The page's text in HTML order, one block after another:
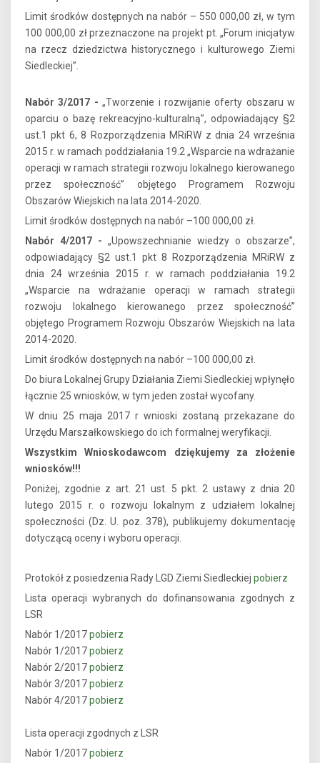
Limit środków dostępnych na nabór – 550 000,00 zł, w tym
100 000,00 zł przeznaczone na projekt pt. „Forum inicjatyw
na rzecz dziedzictwa historycznego i kulturowego Ziemi
Siedleckiej”.
Nabór 3/2017 - „Tworzenie i rozwijanie oferty obszaru w
oparciu o bazę rekreacyjno-kulturalną”, odpowiadający §2
ust.1 pkt 6, 8 Rozporządzenia MRiRW z dnia 24 września
2015 r. w ramach poddziałania 19.2 „Wsparcie na wdrażanie
operacji w ramach strategii rozwoju lokalnego kierowanego
przez społeczność” objętego Programem Rozwoju
Obszarów Wiejskich na lata 2014-2020.
Limit środków dostępnych na nabór –100 000,00 zł.
Nabór 4/2017 - „Upowszechnianie wiedzy o obszarze”,
odpowiadający §2 ust.1 pkt 8 Rozporządzenia MRiRW z
dnia 24 września 2015 r. w ramach poddziałania 19.2
„Wsparcie na wdrażanie operacji w ramach strategii
rozwoju lokalnego kierowanego przez społeczność”
objętego Programem Rozwoju Obszarów Wiejskich na lata
2014-2020.
Limit środków dostępnych na nabór –100 000,00 zł.
Do biura Lokalnej Grupy Działania Ziemi Siedleckiej wpłynęło
łącznie 25 wniosków, w tym jeden został wycofany.
W dniu 25 maja 2017 r wnioski zostaną przekazane do
Urzędu Marszałkowskiego do ich formalnej weryfikacji.
Wszystkim Wnioskodawcom dziękujemy za złożenie
wniosków!!!
Poniżej, zgodnie z art. 21 ust. 5 pkt. 2 ustawy z dnia 20
lutego 2015 r. o rozwoju lokalnym z udziałem lokalnej
społeczności (Dz. U. poz. 378), publikujemy dokumentację
dotyczącą oceny i wyboru operacji.
Protokół z posiedzenia Rady LGD Ziemi Siedleckiej pobierz
Lista operacji wybranych do dofinansowania zgodnych z
LSR
Nabór 1/2017pobierz
Nabór 1/2017pobierz
Nabór 2/2017pobierz
Nabór 3/2017pobierz
Nabór 4/2017pobierz
Lista operacji zgodnych z LSR
Nabór 1/2017pobierz